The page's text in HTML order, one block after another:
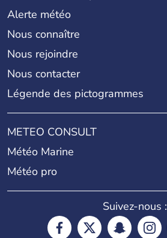
Alerte météo
Nous connaître
Nous rejoindre
Nous contacter
Légende des pictogrammes
METEO CONSULT
Météo Marine
Météo pro
Suivez-nous :